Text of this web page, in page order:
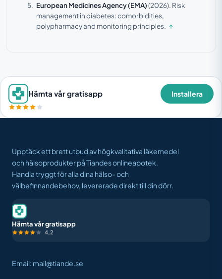
European Medicines Agency (EMA)(2026). Risk
management in diabetes: comorbidities,
polypharmacy and monitoring principles. ↑
Hämta vår gratisapp Installera
Upptäck ett brett utbud av högkvalitativa läkemedel
och hälsoprodukter på Tiandes onlineapotek.
Handla tryggt för alla dina hälso- och
välbefinnandebehov, levererade direkt till din dörr.
Hämta vår gratisapp
4,2
Email: mail@tiande.se